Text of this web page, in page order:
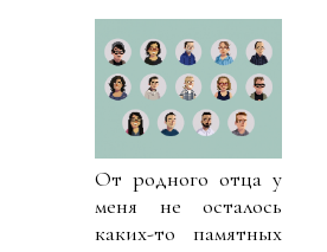
От родного отца у
меня не осталось
каких-то памятных